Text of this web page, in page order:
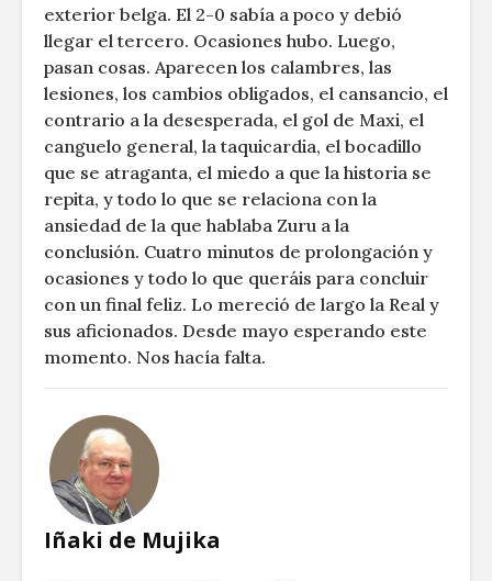
exterior belga. El 2-0 sabía a poco y debió
llegar el tercero. Ocasiones hubo. Luego,
pasan cosas. Aparecen los calambres, las
lesiones, los cambios obligados, el cansancio, el
contrario a la desesperada, el gol de Maxi, el
canguelo general, la taquicardia, el bocadillo
que se atraganta, el miedo a que la historia se
repita, y todo lo que se relaciona con la
ansiedad de la que hablaba Zuru a la
conclusión. Cuatro minutos de prolongación y
ocasiones y todo lo que queráis para concluir
con un final feliz. Lo mereció de largo la Real y
sus aficionados. Desde mayo esperando este
momento. Nos hacía falta.
Iñaki de Mujika